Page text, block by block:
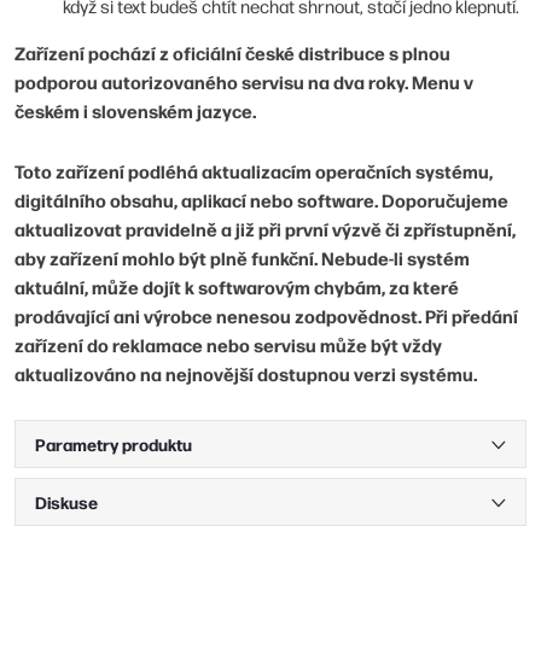
když si text budeš chtít nechat shrnout, stačí jedno klepnutí.
Zařízení pochází z oficiální české distribuce s plnou
podporou autorizovaného servisu na dva roky. Menu v
českém i slovenském jazyce.
Toto zařízení podléhá aktualizacím operačních systému,
digitálního obsahu, aplikací nebo software. Doporučujeme
aktualizovat pravidelně a již při první výzvě či zpřístupnění,
aby zařízení mohlo být plně funkční. Nebude-li systém
aktuální, může dojít k softwarovým chybám, za které
prodávající ani výrobce nenesou zodpovědnost. Při předání
zařízení do reklamace nebo servisu může být vždy
aktualizováno na nejnovější dostupnou verzi systému.
Parametry produktu
Diskuse